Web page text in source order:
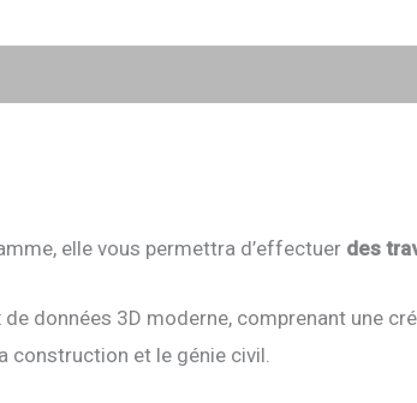
elle vous permettra d’effectuer des
données 3D moderne, comprenant une
construction et le génie civil.